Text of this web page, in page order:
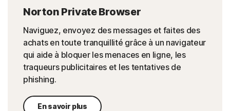
Norton Private Browser
Naviguez, envoyez des messages et faites des
achats en toute tranquillité grâce à un navigateur
qui aide à bloquer les menaces en ligne, les
traqueurs publicitaires et les tentatives de
phishing.
En savoir plus